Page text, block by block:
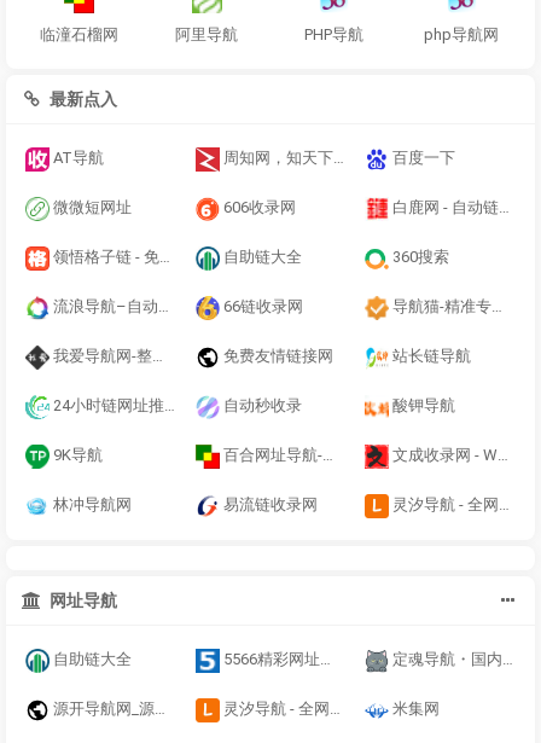
临潼石榴网 阿里导航 PHP导航 php导航网
最新点入
AT导航 周知网，知天下。周知，让你的作品或产品众所周知。_周知网 百度一下
微微短网址 606收录网 白鹿网 - 自动链网址之家搜索大全绿色快速安全的专业导航站
领悟格子链 - 免费格子广告 - 百万免费格子 - 超大广告格子 自助链大全 360搜索
流浪导航–自动收录–最懂你的导航网站 66链收录网 导航猫-精准专业的网页导航
我爱导航网-整合优秀技术导航 免费友情链接网 站长链导航
24小时链网址推广网址收录网址推广网址登陆外链友情链接网 自动秒收录 酸钾导航
9K导航 百合网址导航-网址收录_百度收录_网站排行榜_网址导航 文成收录网 - Wen Cheng
林冲导航网 易流链收录网 灵汐导航 - 全网热门网站软件工具资源整合站
网址导航
自助链大全 5566精彩网址大全 - 最早最方便的网址导航站 定魂导航・国内优质站长导航网丨[旭安侠极速响应]丨定魂导航官网
源开导航网_源开分类目录_收录精选的导航网站 灵汐导航 - 全网热门网站软件工具资源整合站 米集网